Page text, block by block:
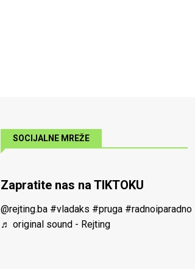
SOCIJALNE MREŽE
Zapratite nas na TIKTOKU
@rejting.ba #vladaks #pruga #radnoiparadno
♬ original sound - Rejting